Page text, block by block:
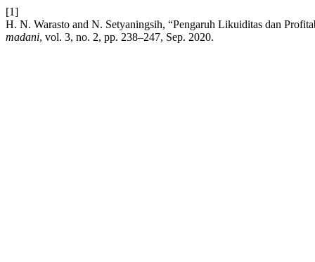
[1]
H. N. Warasto and N. Setyaningsih, “Pengaruh Likuiditas dan
madani, vol. 3, no. 2, pp. 238–247, Sep. 2020.